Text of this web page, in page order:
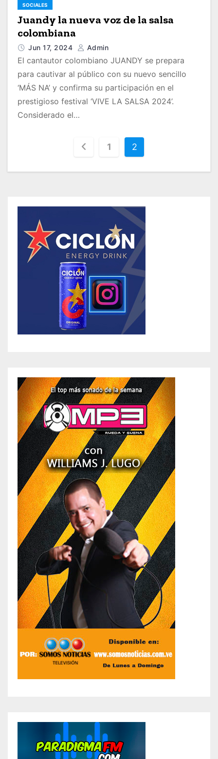
SOCIALES
Juandy la nueva voz de la salsa
colombiana
Jun 17, 2024 Admin
El cantautor colombiano JUANDY se prepara
para cautivar al público con su nuevo sencillo
‘MÁS NA’ y confirma su participación en el
prestigioso festival ‘VIVE LA SALSA 2024’.
Considerado el…
1 2